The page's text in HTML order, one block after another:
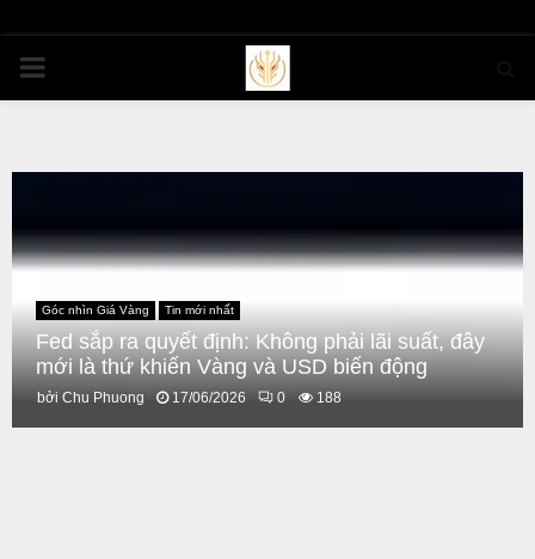
PRIMARY
Góc nhìn Giá Vàng Tin mới nhất
Fed sắp ra quyết định: Không phải lãi suất, đây
mới là thứ khiến Vàng và USD biến động
bởi Chu Phuong 17/06/2026 0 188